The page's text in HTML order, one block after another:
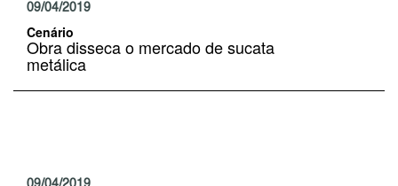
09/04/2019
Cenário
Obra disseca o mercado de sucata
metálica